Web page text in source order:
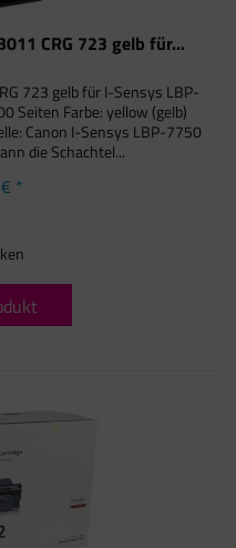
CRG 723 gelb für...
723 gelb für I-Sensys LBP-
Seiten Farbe: yellow (gelb)
Canon I-Sensys LBP-7750
die Schachtel...
*